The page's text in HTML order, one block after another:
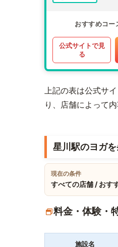
おすすめコー
公式サイトで見
る
上記の表は公式サ
り、店舗によって
星川駅のヨガ
現在の条件
すべての店舗 / おす
料金・体験・
施設名